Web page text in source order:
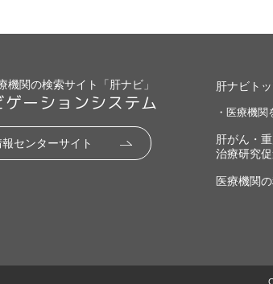
機関の検索サイト「肝ナビ」
ーションシステム
報センターサイト
肝ナビト
・医療機関
肝がん・
治療研究
医療機関